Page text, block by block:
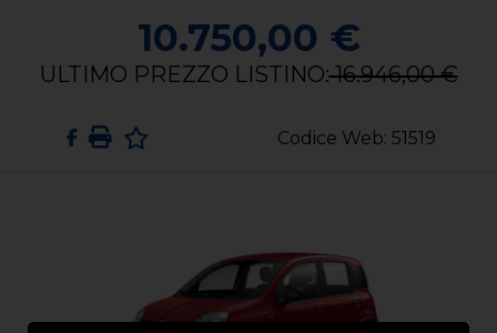
Codice Web: 51519
10.750,00 €
ULTIMO PREZZO LISTINO:16.946,00 €